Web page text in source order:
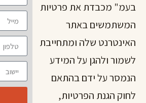
בעמ" מכבדת את פרטיות
המשתמשים באתר
האינטרנט שלה ומתחייבת
לשמור ולהגן על המידע
הנמסר על ידם בהתאם
לחוק הגנת הפרטיות,